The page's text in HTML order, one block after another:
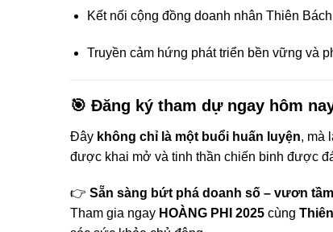
Kết nối cộng đồng doanh nhân Thiên
Truyền cảm hứng phát triển bền vững và
🎯 Đăng ký tham dự ngay hôm
Đây không chỉ là một buổi huấn luyện, mà
được khai mở và tinh thần chiến binh được
👉 Sẵn sàng bứt phá doanh số – vươn
Tham gia ngay HOÀNG PHI 2025 cùng